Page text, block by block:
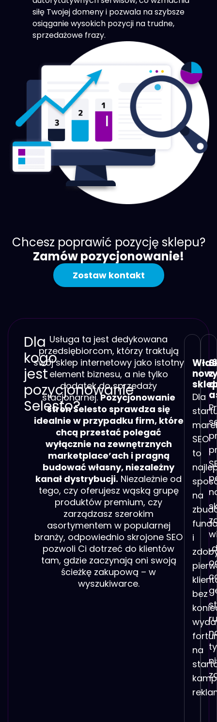
siłę Twojej domeny i pozwala na szybsze
osiąganie wysokich pozycji na trudne,
sprzedażowe frazy.
Chcesz poprawić pozycję sklepu?
Zamów pozycjonowanie!
Zostaw kontakt
Dla
kogo
jest
pozycjonowanie
Selesto?
Usługa ta jest dedykowana
przedsiębiorcom, którzy traktują
swój sklep internetowy jako istotny
element biznesu, a nie tylko
dodatek do sprzedaży
stacjonarnej.Pozycjonowanie
stron Selesto sprawdza się
idealnie w przypadku firm, które
chcą przestać polegać
wyłącznie na zewnętrznych
marketplace’ach i pragną
budować własny, niezależny
kanał dystrybucji. Niezależnie od
tego, czy oferujesz wąską grupę
produktów premium, czy
zarządzasz szerokim
asortymentem w popularnej
branży, odpowiednio skrojone SEO
pozwoli Ci dotrzeć do klientów
tam, gdzie zaczynają oni swoją
ścieżkę zakupową – w
wyszukiwarce.
Dla
SEO
to
na
i
bez
na
z